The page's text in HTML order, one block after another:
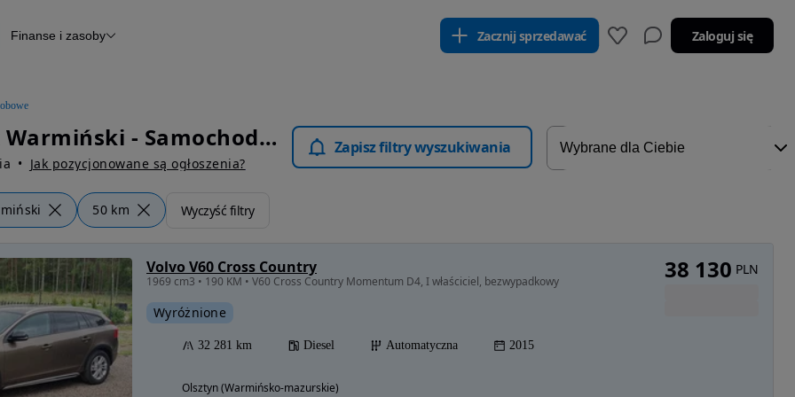
Otomoto News
Finanse i zasoby Zacznij sprzedawać Zaloguj się
Lidzbark Warmiński - Samochody Osobowe
Jak pozycjonowane są ogłoszenia?
Zapisz filtry wyszukiwania
50 km Wyczyść filtry
Volvo V60 Cross Country
1969 cm3 • 190 KM • V60 Cross Country Momentum D4, I właściciel, bezwypadkowy
Wyróżnione
32 281 km Diesel Automatyczna 2015
Olsztyn (Warmińsko-mazurskie)
38 130 PLN